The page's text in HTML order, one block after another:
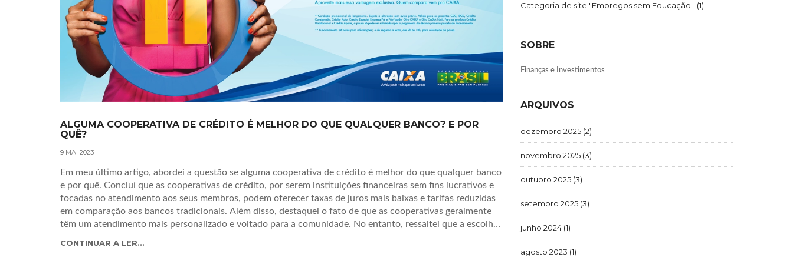
ALGUMA COOPERATIVA DE CRÉDITO É MELHOR DO QUE QUALQUER BANCO? E POR
QUÊ?
9 MAI 2023
Em meu último artigo, abordei a questão se alguma cooperativa de crédito é melhor do que qualquer banco
e por quê. Concluí que as cooperativas de crédito, por serem instituições financeiras sem fins lucrativos e
focadas no atendimento aos seus membros, podem oferecer taxas de juros mais baixas e tarifas reduzidas
em comparação aos bancos tradicionais. Além disso, destaquei o fato de que as cooperativas geralmente
têm um atendimento mais personalizado e voltado para a comunidade. No entanto, ressaltei que a escolha
CONTINUAR A LER...
Categoria de site "Empregos sem Educação". (1)
SOBRE
Finanças e Investimentos
ARQUIVOS
dezembro 2025 (2)
novembro 2025 (3)
outubro 2025 (3)
setembro 2025 (3)
junho 2024 (1)
agosto 2023 (1)